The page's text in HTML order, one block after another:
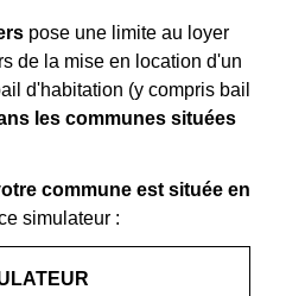
pose une limite au loyer
de la mise en location d'un
d'habitation (y compris bail
les communes situées
commune est située en
simulateur :